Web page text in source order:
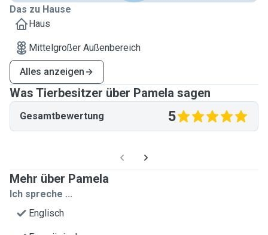
Das zu Hause
Haus
Mittelgroßer Außenbereich
Alles anzeigen
Was Tierbesitzer über Pamela sagen
Gesamtbewertung 5
Mehr über Pamela
Ich spreche ...
Englisch